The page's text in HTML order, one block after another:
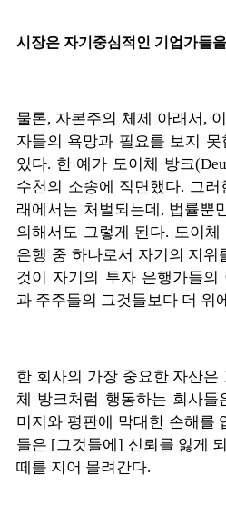
시장은 자기중심적인 기업가들
물론, 자본주의 체제 아래서 ,
자들의 욕망과 필요를 보지
있다. 한 예가 도이체 방크
수천의 소송에 직면했다. 그러
래에서는 처벌되는데 , 법률뿐
의해서도 그렇게 된다. 도이체
은행 중 하나로서 자기의 지위
것이 자기의 투자 은행가들의
과 주주들의 그것들보다 더 위
한 회사의 가장 중요한 자산은
체 방크처럼 행동하는 회사들
미지와 평판에 막대한 손해를
들은 [그것들에] 신뢰를 잃게
떼를 지어 몰려간다.